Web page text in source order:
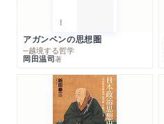
アガンベンの思想圏
─越境する哲学
岡田温司著